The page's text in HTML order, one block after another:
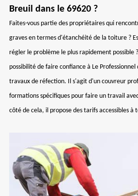
Breuil dans le 69620 ?
Faites-vous partie des propriétaires qui
graves en termes d'étanchéité de la toiture ?
régler le problème le plus rapidement possible
possibilité de faire confiance à Le
travaux de réfection. Il s'agit d'un couvreur
formations spécifiques pour faire un travail
côté de cela, il propose des tarifs accessibles à